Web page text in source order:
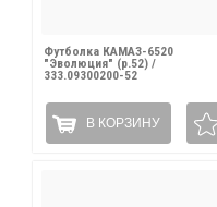
Футболка КАМАЗ-6520
"Эволюция" (р.52) /
333.09300200-52
В КОРЗИНУ